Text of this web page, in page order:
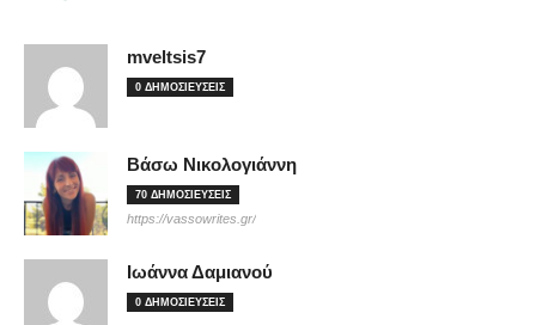
mveltsis7
0 ΔΗΜΟΣΙΕΥΣΕΙΣ
Βάσω Νικολογιάννη
70 ΔΗΜΟΣΙΕΥΣΕΙΣ
https://vassowrites.gr/
Ιωάννα Δαμιανού
0 ΔΗΜΟΣΙΕΥΣΕΙΣ